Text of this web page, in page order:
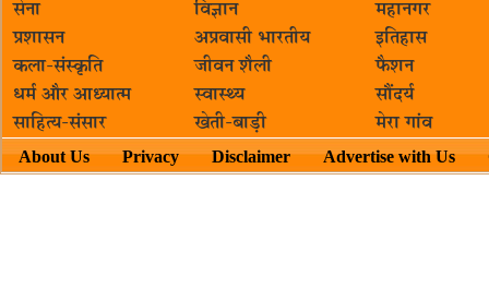
सेना
विज्ञान
महानगर
प्रशासन
अप्रवासी भारतीय
इतिहास
कला-संस्कृति
जीवन शैली
फैशन
धर्म और आध्यात्म
स्वास्थ्य
सौंदर्य
साहित्य-संसार
खेती-बाड़ी मेरा गांव
About Us Privacy Disclaimer Advertise with Us